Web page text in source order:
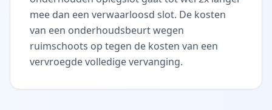
mee dan een verwaarloosd slot. De kosten
van een onderhoudsbeurt wegen
ruimschoots op tegen de kosten van een
vervroegde volledige vervanging.